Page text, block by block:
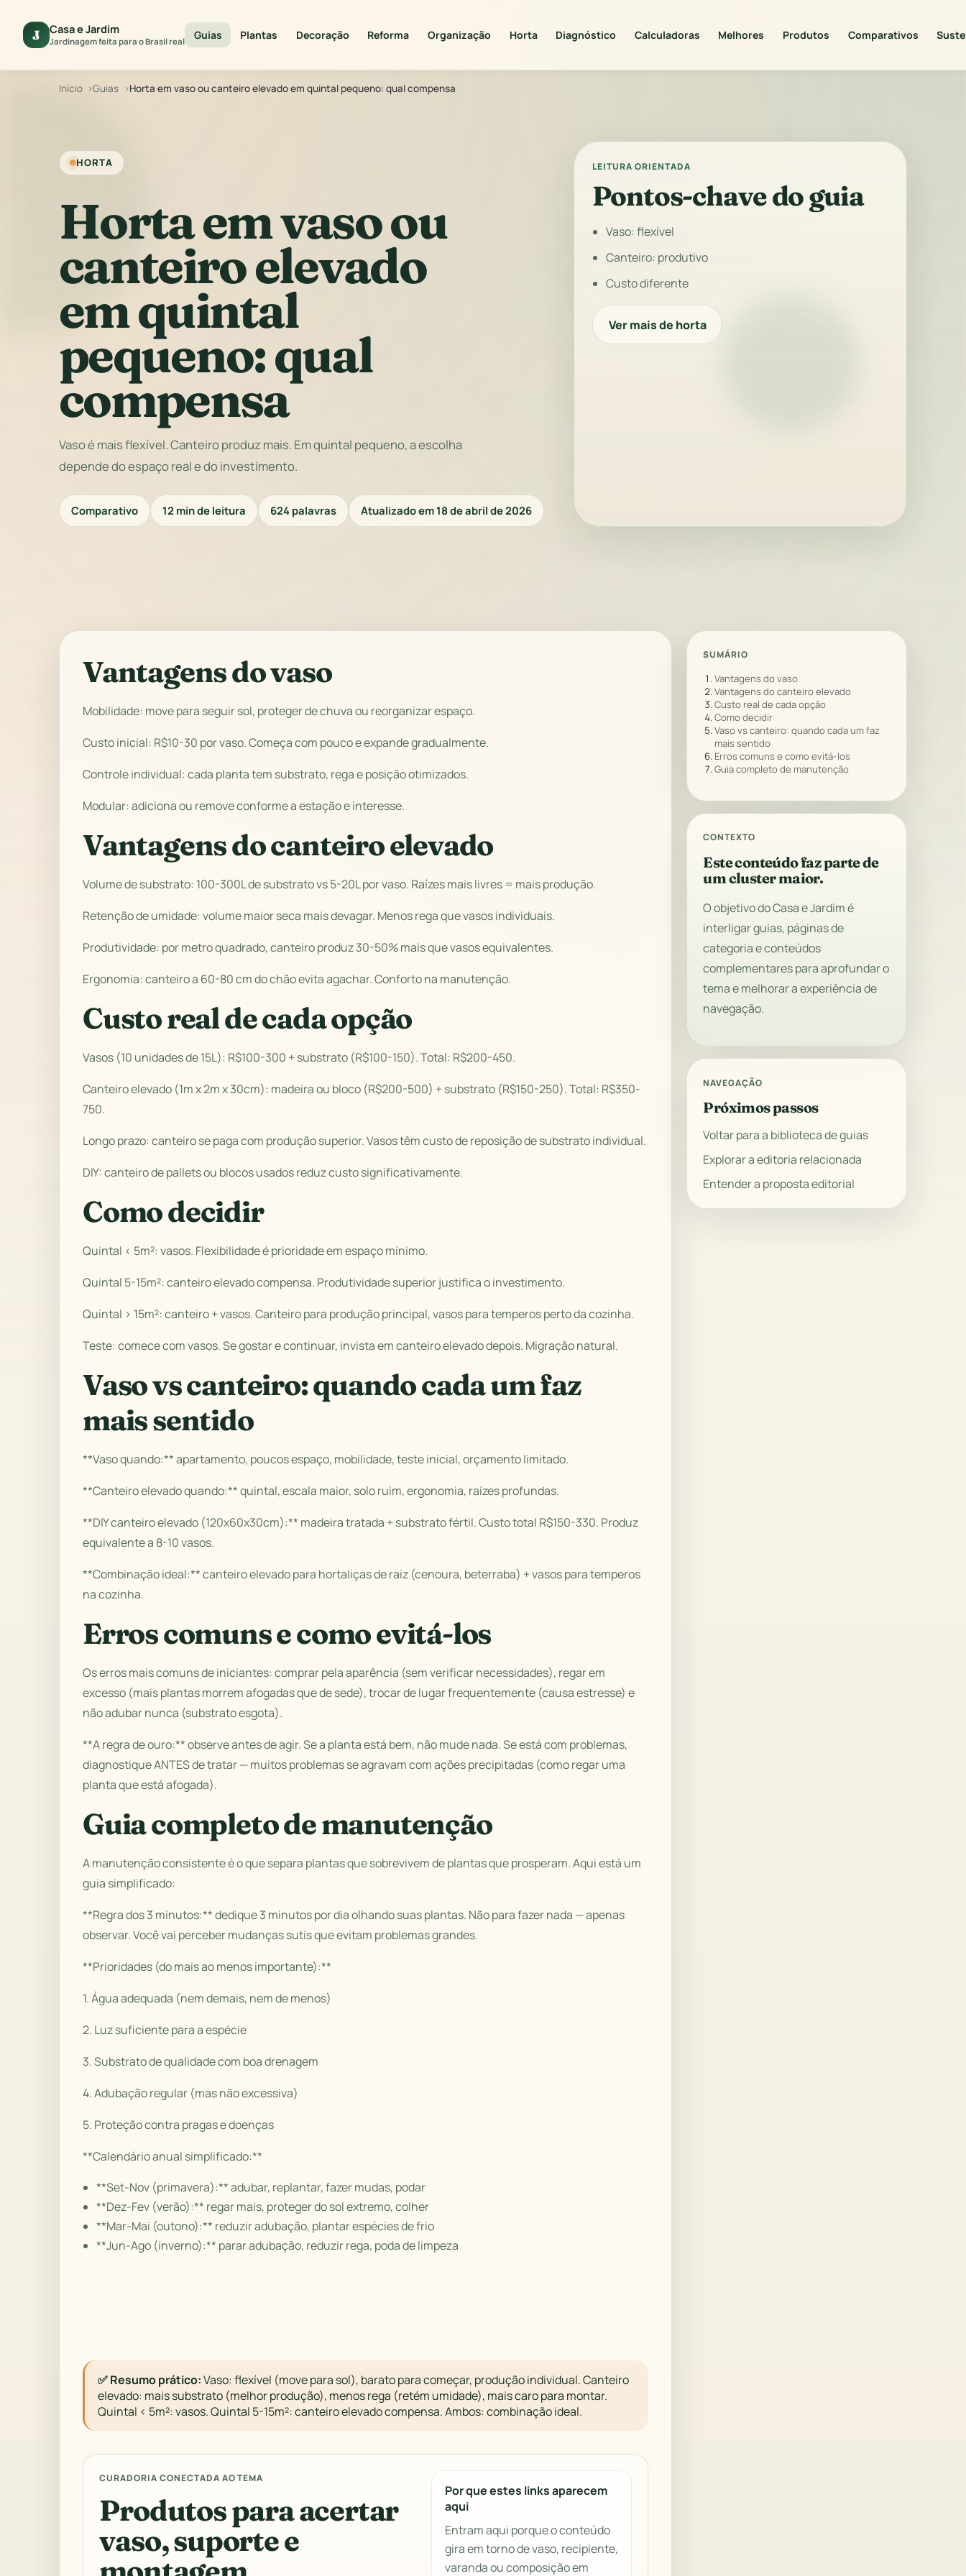
J Casa e Jardim
Jardinagem feita para o Brasil real Guias Plantas Decoração Reforma Organização Horta Diagnóstico Calculadoras Melhores Produtos Comparativos
Início Guias Horta em vaso ou canteiro elevado em quintal pequeno: qual compensa
HORTA
Horta em vaso ou
canteiro elevado
em quintal
pequeno: qual
compensa
Vaso é mais flexível. Canteiro produz mais. Em quintal pequeno, a escolha
depende do espaço real e do investimento.
Comparativo 12 min de leitura 624 palavras Atualizado em 18 de abril de 2026
LEITURA ORIENTADA
Pontos-chave do guia
Vaso: flexível
Canteiro: produtivo
Custo diferente
Ver mais de horta
Vantagens do vaso
Mobilidade: move para seguir sol, proteger de chuva ou reorganizar espaço.
Custo inicial: R$10-30 por vaso. Começa com pouco e expande gradualmente.
Controle individual: cada planta tem substrato, rega e posição otimizados.
Modular: adiciona ou remove conforme a estação e interesse.
Vantagens do canteiro elevado
Volume de substrato: 100-300L de substrato vs 5-20L por vaso. Raízes mais livres = mais produção.
Retenção de umidade: volume maior seca mais devagar. Menos rega que vasos individuais.
Produtividade: por metro quadrado, canteiro produz 30-50% mais que vasos equivalentes.
Ergonomia: canteiro a 60-80 cm do chão evita agachar. Conforto na manutenção.
Custo real de cada opção
Vasos (10 unidades de 15L): R$100-300 + substrato (R$100-150). Total: R$200-450.
Canteiro elevado (1m x 2m x 30cm): madeira ou bloco (R$200-500) + substrato (R$150-250). Total: R$350-
750.
Longo prazo: canteiro se paga com produção superior. Vasos têm custo de reposição de substrato individual.
DIY: canteiro de pallets ou blocos usados reduz custo significativamente.
Como decidir
Quintal < 5m²: vasos. Flexibilidade é prioridade em espaço mínimo.
Quintal 5-15m²: canteiro elevado compensa. Produtividade superior justifica o investimento.
Quintal > 15m²: canteiro + vasos. Canteiro para produção principal, vasos para temperos perto da cozinha.
Teste: comece com vasos. Se gostar e continuar, invista em canteiro elevado depois. Migração natural.
Vaso vs canteiro: quando cada um faz
mais sentido
**Vaso quando:** apartamento, poucos espaço, mobilidade, teste inicial, orçamento limitado.
**Canteiro elevado quando:** quintal, escala maior, solo ruim, ergonomia, raízes profundas.
**DIY canteiro elevado (120x60x30cm):** madeira tratada + substrato fértil. Custo total R$150-330. Produz
equivalente a 8-10 vasos.
**Combinação ideal:** canteiro elevado para hortaliças de raiz (cenoura, beterraba) + vasos para temperos
na cozinha.
Erros comuns e como evitá-los
Os erros mais comuns de iniciantes: comprar pela aparência (sem verificar necessidades), regar em
excesso (mais plantas morrem afogadas que de sede), trocar de lugar frequentemente (causa estresse) e
não adubar nunca (substrato esgota).
**A regra de ouro:** observe antes de agir. Se a planta está bem, não mude nada. Se está com problemas,
diagnostique ANTES de tratar — muitos problemas se agravam com ações precipitadas (como regar uma
planta que está afogada).
Guia completo de manutenção
A manutenção consistente é o que separa plantas que sobrevivem de plantas que prosperam. Aqui está um
guia simplificado:
**Regra dos 3 minutos:** dedique 3 minutos por dia olhando suas plantas. Não para fazer nada — apenas
observar. Você vai perceber mudanças sutis que evitam problemas grandes.
**Prioridades (do mais ao menos importante):**
1. Água adequada (nem demais, nem de menos)
2. Luz suficiente para a espécie
3. Substrato de qualidade com boa drenagem
4. Adubação regular (mas não excessiva)
5. Proteção contra pragas e doenças
**Calendário anual simplificado:**
**Set-Nov (primavera):** adubar, replantar, fazer mudas, podar
**Dez-Fev (verão):** regar mais, proteger do sol extremo, colher
**Mar-Mai (outono):** reduzir adubação, plantar espécies de frio
**Jun-Ago (inverno):** parar adubação, reduzir rega, poda de limpeza
✅ Resumo prático:Vaso: flexível (move para sol), barato para começar, produção individual. Canteiro
elevado: mais substrato (melhor produção), menos rega (retém umidade), mais caro para montar.
Quintal < 5m²: vasos. Quintal 5-15m²: canteiro elevado compensa. Ambos: combinação ideal.
CURADORIA CONECTADA AO TEMA
Produtos para acertar
vaso, suporte e
Por que estes links aparecem
aqui
Entram aqui porque o conteúdo
gira em torno de vaso, recipiente,
varanda ou composição em
SUMÁRIO
Vantagens do vaso
Vantagens do canteiro elevado
Custo real de cada opção
Como decidir
Vaso vs canteiro: quando cada um faz
mais sentido
Erros comuns e como evitá-los
Guia completo de manutenção
CONTEXTO
Este conteúdo faz parte de
um cluster maior.
O objetivo do Casa e Jardim é
interligar guias, páginas de
categoria e conteúdos
complementares para aprofundar o
tema e melhorar a experiência de
navegação.
NAVEGAÇÃO
Próximos passos
Voltar para a biblioteca de guias
Explorar a editoria relacionada
Entender a proposta editorial